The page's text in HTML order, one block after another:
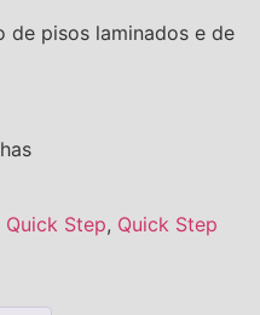
de pisos laminados e de
Quick Step, Quick Step